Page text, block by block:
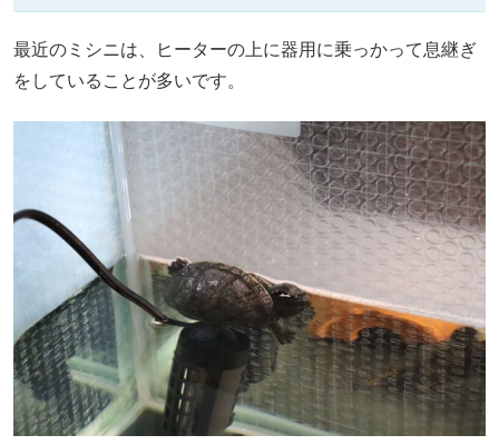
最近のミシニは、ヒーターの上に器用に乗っかって息継ぎ
をしていることが多いです。